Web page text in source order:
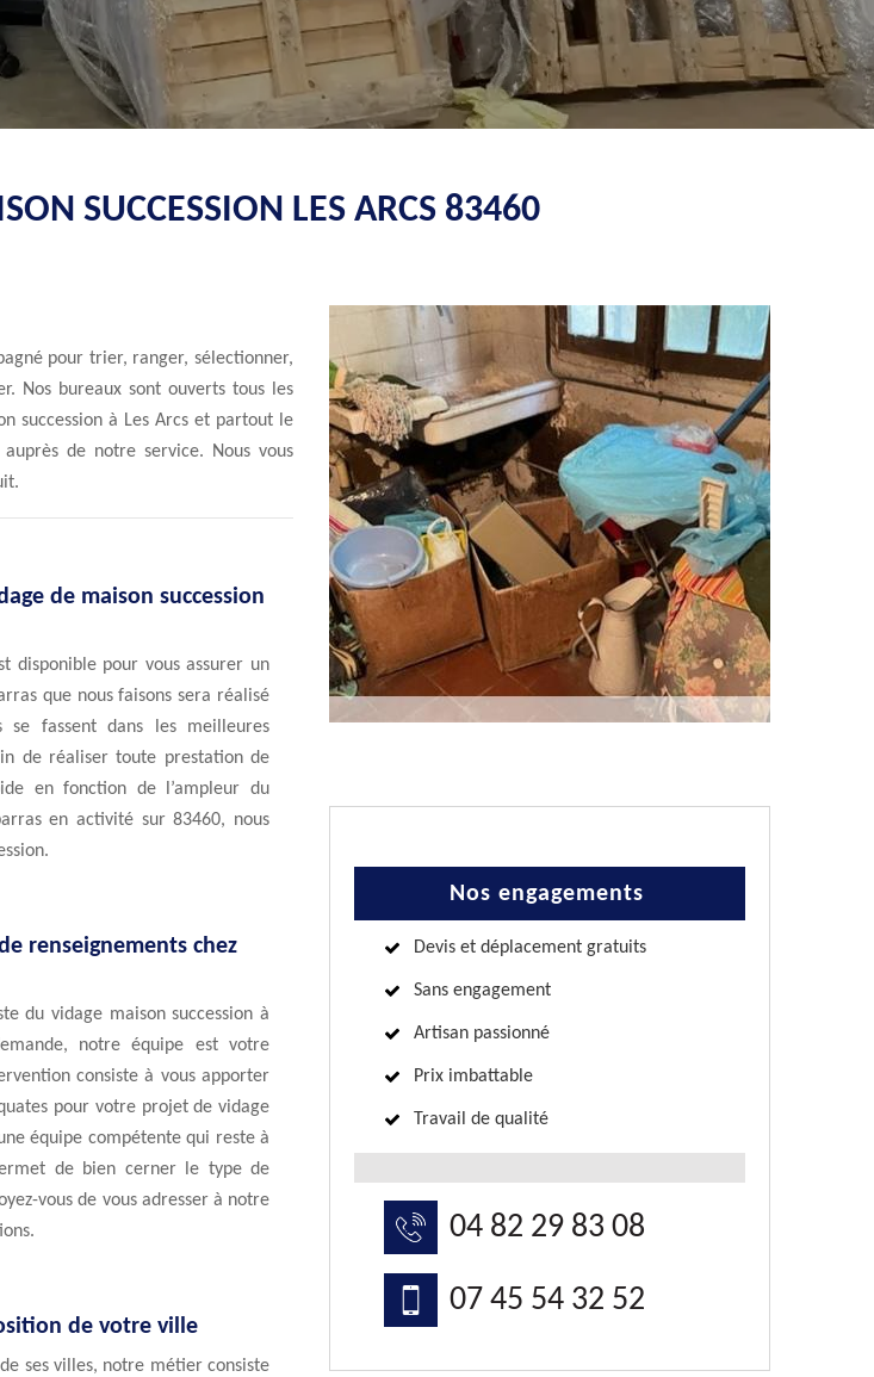
SUCCESSION LES ARCS 83460
pour trier, ranger, sélectionner,
Nos bureaux sont ouverts tous les
succession à Les Arcs et partout le
de notre service. Nous vous
de maison succession
disponible pour vous assurer un
que nous faisons sera réalisé
fassent dans les meilleures
de réaliser toute prestation de
en fonction de l’ampleur du
en activité sur 83460, nous
renseignements chez
du vidage maison succession à
notre équipe est votre
consiste à vous apporter
pour votre projet de vidage
équipe compétente qui reste à
de bien cerner le type de
vous de vous adresser à notre
de votre ville
ses villes, notre métier consiste
Nos engagements
Devis et déplacement gratuits
Sans engagement
Artisan passionné
Prix imbattable
Travail de qualité
04 82 29 83 08
07 45 54 32 52